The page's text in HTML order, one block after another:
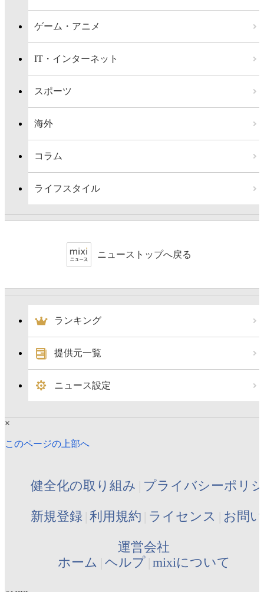
ゲーム・アニメ
IT・インターネット
スポーツ
海外
コラム
ライフスタイル
ニューストップへ戻る
ランキング
提供元一覧
ニュース設定
×
このページの上部へ
健全化の取り組み プライバシーポリ
新規登録 利用規約 ライセンス お問
運営会社
ホーム ヘルプ mixiについて